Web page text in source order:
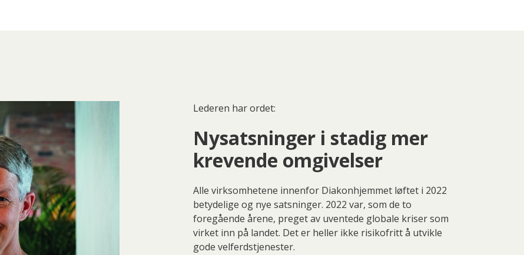
Lederen har ordet:
Nysatsninger i stadig mer
krevende omgivelser
Alle virksomhetene innenfor Diakonhjemmet løftet i 2022
betydelige og nye satsninger. 2022 var, som de to
foregående årene, preget av uventede globale kriser som
virket inn på landet. Det er heller ikke risikofritt å utvikle
gode velferdstjenester.